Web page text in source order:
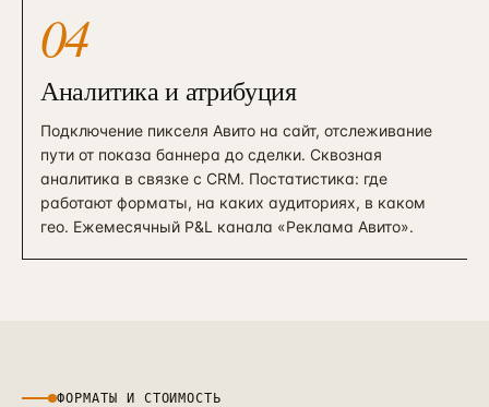
04
Аналитика и атрибуция
Подключение пикселя Авито на сайт, отслеживание
пути от показа баннера до сделки. Сквозная
аналитика в связке с CRM. Постатистика: где
работают форматы, на каких аудиториях, в каком
гео. Ежемесячный P&L канала «Реклама Авито».
ФОРМАТЫ И СТОИМОСТЬ